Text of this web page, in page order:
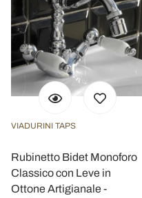
VIADURINI TAPS
Rubinetto Bidet Monoforo
Classico con Leve in
Ottone Artigianale -